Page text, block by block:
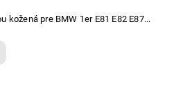
6-rýchlostná páka s manžetou kožená pre BMW 1er E81 E82 E87...